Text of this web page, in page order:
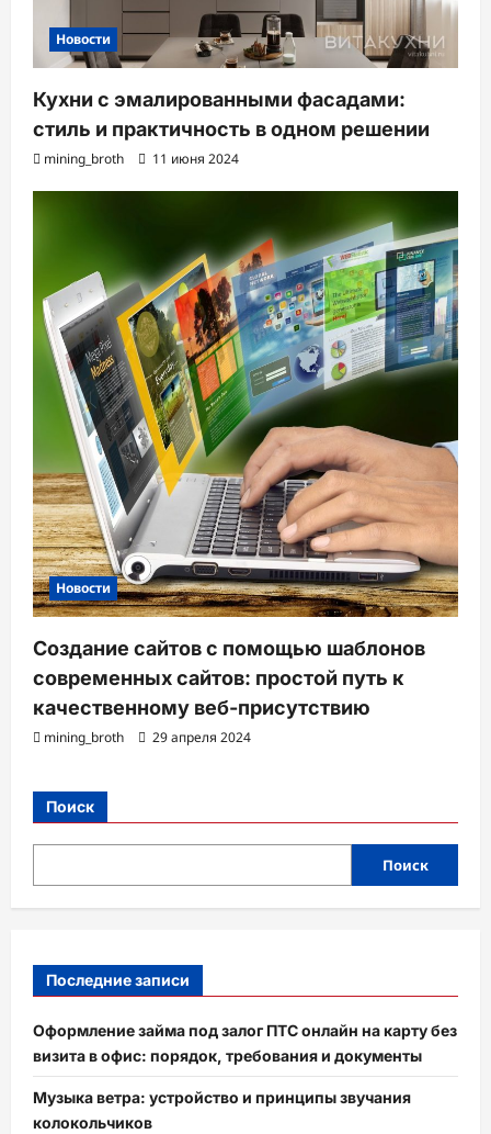
Новости
Кухни с эмалированными фасадами:
стиль и практичность в одном решении
mining_broth 11 июня 2024
Новости
Создание сайтов с помощью шаблонов
современных сайтов: простой путь к
качественному веб-присутствию
mining_broth 29 апреля 2024
Поиск
Поиск
Последние записи
Оформление займа под залог ПТС онлайн на карту без
визита в офис: порядок, требования и документы
Музыка ветра: устройство и принципы звучания
колокольчиков